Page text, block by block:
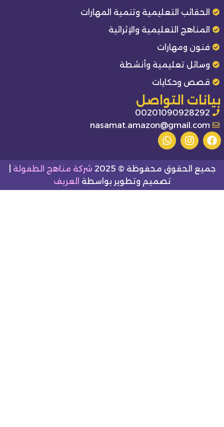
الحقائب التعليمية وتنمية المهارات
المناهج التعليمية والإثرائية
فنون ومهارات
وسائل تعليمية وأنشطة
قصص وحكايات
بيانات التواصل
00201090928292
nasamat.amazon@gmail.com
جميع الحقوق محفوظة © 2025 شركة مناهج الطفولة
تصميم وتطوير بواسطة العريف